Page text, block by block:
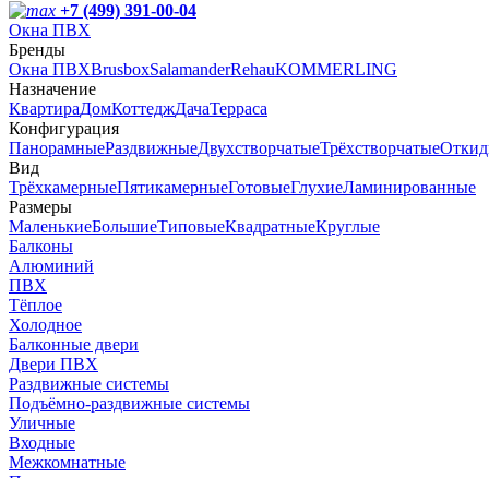
+7 (499) 391-00-04
Окна ПВХ
Бренды
Окна ПВХBrusboxSalamanderRehauKOMMERLING
Назначение
КвартираДомКоттеджДачаТерраса
Конфигурация
ПанорамныеРаздвижныеДвухстворчатыеТрёхстворчатые
Вид
ТрёхкамерныеПятикамерныеГотовыеГлухиеЛаминированные
Размеры
МаленькиеБольшиеТиповыеКвадратныеКруглые
Балконы
Алюминий
ПВХ
Тёплое
Холодное
Балконные двери
Двери ПВХ
Раздвижные системы
Подъёмно-раздвижные системы
Уличные
Входные
Межкомнатные